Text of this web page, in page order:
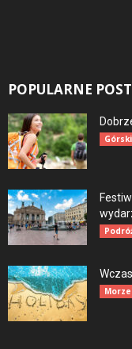
POPULARNE